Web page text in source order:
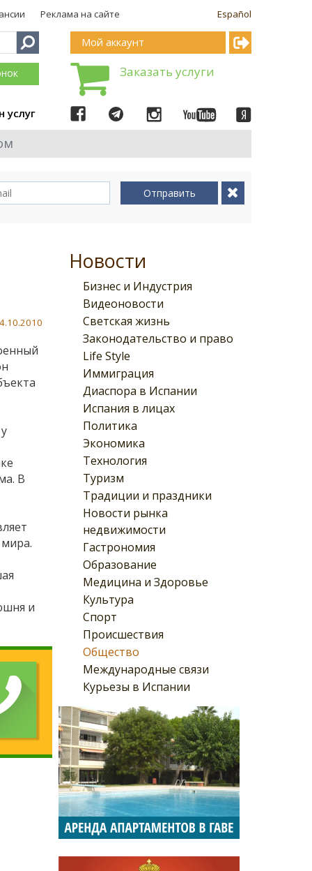
Español
Реклама на сайте
услуг
Мой аккаунт
Заказать услуги
Отправить
Новости
Бизнес и Индустрия
Видеоновости
Светская жизнь
Законодательство и право
Life Style
Иммиграция
Диаспора в Испании
Испания в лицах
Политика
Экономика
Технология
Туризм
Традиции и праздники
Новости рынка
недвижимости
Гастрономия
Образование
Медицина и Здоровье
Культура
Спорт
Происшествия
Общество
Международные связи
Курьезы в Испании
В
и